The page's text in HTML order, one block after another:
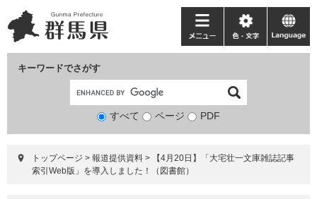
ー
ジ
ニ
ュ
て
キーワードでさがす
検
象
すべて ページ PDF
メ
ニ
ー
色・
文
language
トップページ > 報道提供資料 >
【4月20日】「大宅壮一文庫雑誌記事
索引Web版」を導入しました！（図書館）